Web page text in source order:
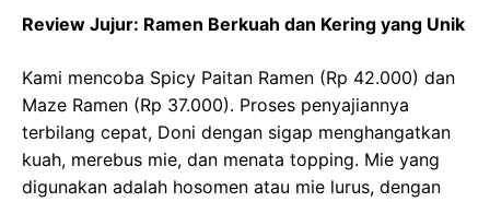
Review Jujur: Ramen Berkuah dan Kering yang Unik
Kami mencoba Spicy Paitan Ramen (Rp 42.000) dan
Maze Ramen (Rp 37.000). Proses penyajiannya
terbilang cepat, Doni dengan sigap menghangatkan
kuah, merebus mie, dan menata topping. Mie yang
digunakan adalah hosomen atau mie lurus, dengan